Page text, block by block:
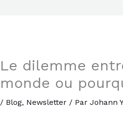
Le dilemme
monde ou
/ Blog, Newsletter/ Par Johann